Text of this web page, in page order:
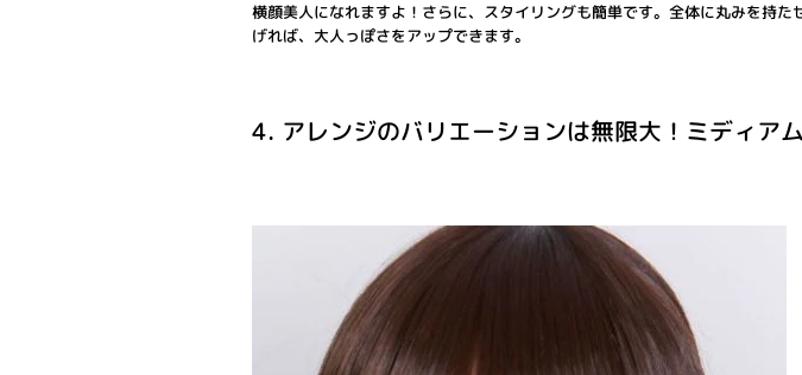
横顔美人になれますよ！さらに、スタイリングも簡単です。全体に丸みを持
げれば、大人っぽさをアップできます。
4. アレンジのバリエーションは無限大！ミディア